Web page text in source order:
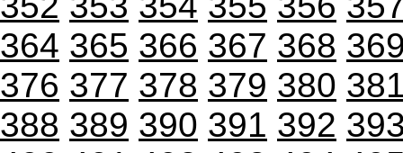
364 365 366 367 368
376 377 378 379 380
388 389 390 391 392